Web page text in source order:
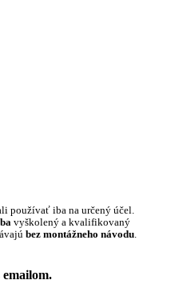
používať iba na určený účel.
vyškolený a kvalifikovaný
bez montážneho návodu